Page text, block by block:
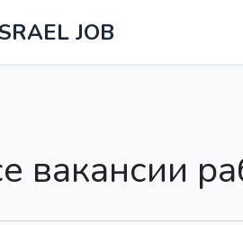
JOB
вакансии